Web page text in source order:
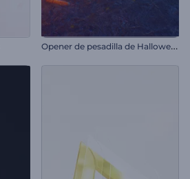
O
pener de pesadilla de Halloween